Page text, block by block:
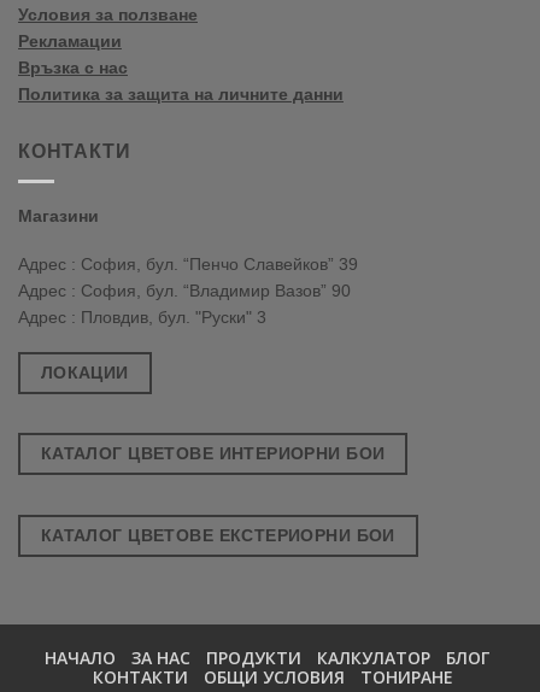
Условия за ползване
Рекламации
Връзка с нас
Политика за защита на личните данни
КОНТАКТИ
Магазини
Адрес : София, бул. “Пенчо Славейков” 39
Адрес : София, бул. “Владимир Вазов” 90
Адрес : Пловдив, бул. "Руски" 3
ЛОКАЦИИ
КАТАЛОГ ЦВЕТОВЕ ИНТЕРИОРНИ БОИ
КАТАЛОГ ЦВЕТОВЕ ЕКСТЕРИОРНИ БОИ
НАЧАЛО ЗА НАС ПРОДУКТИ КАЛКУЛАТОР
БЛОГ
КОНТАКТИ
ОБЩИ УСЛОВИЯ ТОНИРАНЕ